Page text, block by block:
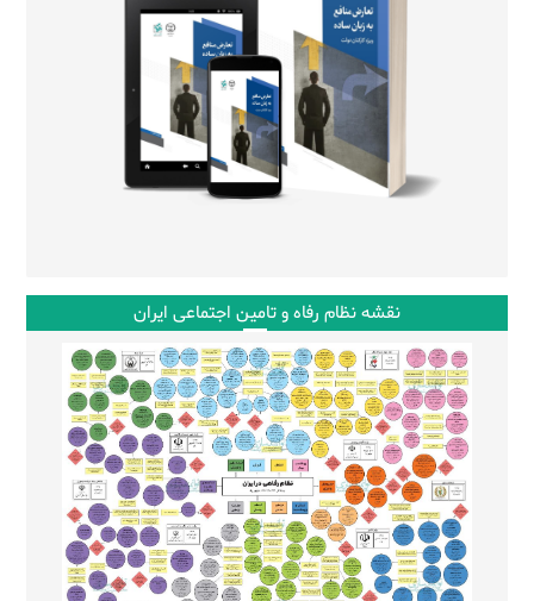
نقشه نظام رفاه و تامین اجتماعی ایران